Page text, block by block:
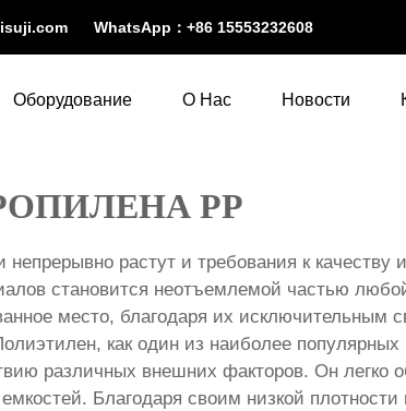
WhatsApp： +86 15553232608
Оборудование О Нас Новости
PP
растут и требования к
становится неотъемлемой частью
место, благодаря их исключительным
как один из наиболее
различных внешних факторов. Он легко
Благодаря своим низкой